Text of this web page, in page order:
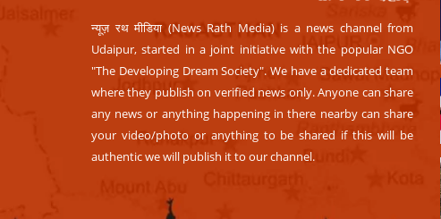
न्यूज़ रथ मीडिया (News Rath Media) is a news channel from
Udaipur, started in a joint initiative with the popular NGO
"The Developing Dream Society". We have a dedicated team
where they publish on verified news only. Anyone can share
any news or anything happening in there nearby can share
your video/photo or anything to be shared if this will be
authentic we will publish it to our channel.